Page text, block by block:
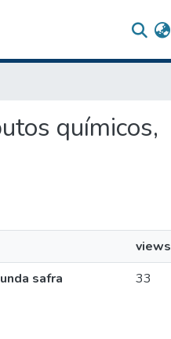
químicos,
views
safra
33